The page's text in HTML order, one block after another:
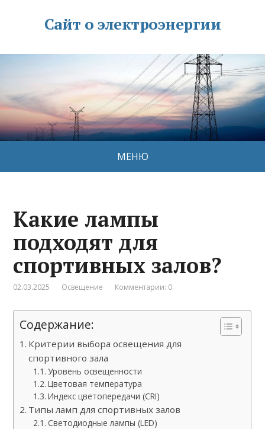
Сайт о электроэнергии
МЕНЮ
Какие лампы
подходят для
спортивных залов?
02.03.2025 Освещение Комментарии: 0
Содержание:
Критерии выбора освещения для
спортивного зала
Уровень освещенности
Цветовая температура
Индекс цветопередачи (CRI)
Типы ламп для спортивных залов
Светодиодные лампы (LED)